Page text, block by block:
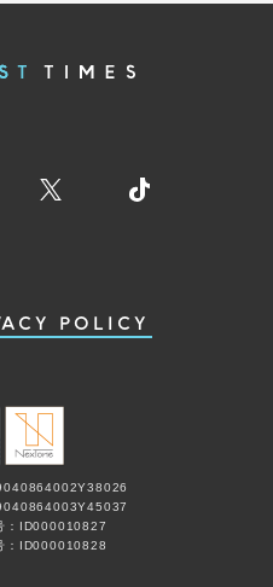
POLICY
：ID000010827
：ID000010828